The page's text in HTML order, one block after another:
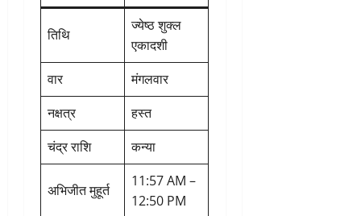
तिथि
ज्येष्ठ शुक्ल
एकादशी
वार
मंगलवार
नक्षत्र
हस्त
चंद्र राशि
कन्या
अभिजीत मुहूर्त
11:57 AM –
12:50 PM